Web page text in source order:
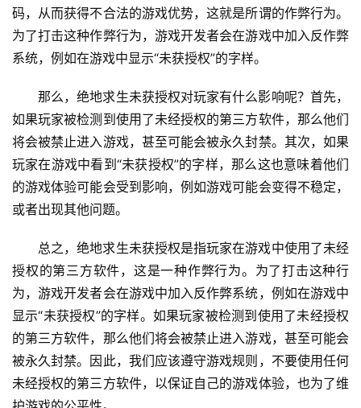
码，从而获得不合法的游戏优势，这就是所谓的作弊行为。
为了打击这种作弊行为，游戏开发者会在游戏中加入反作弊
系统，例如在游戏中显示“未获授权”的字样。
那么，绝地求生未获授权对玩家有什么影响呢？首先，
如果玩家被检测到使用了未经授权的第三方软件，那么他们
将会被禁止进入游戏，甚至可能会被永久封禁。其次，如果
玩家在游戏中看到“未获授权”的字样，那么这也意味着他们
的游戏体验可能会受到影响，例如游戏可能会变得不稳定，
或者出现其他问题。
总之，绝地求生未获授权是指玩家在游戏中使用了未经
授权的第三方软件，这是一种作弊行为。为了打击这种行
为，游戏开发者会在游戏中加入反作弊系统，例如在游戏中
显示“未获授权”的字样。如果玩家被检测到使用了未经授权
的第三方软件，那么他们将会被禁止进入游戏，甚至可能会
被永久封禁。因此，我们应该遵守游戏规则，不要使用任何
未经授权的第三方软件，以保证自己的游戏体验，也为了维